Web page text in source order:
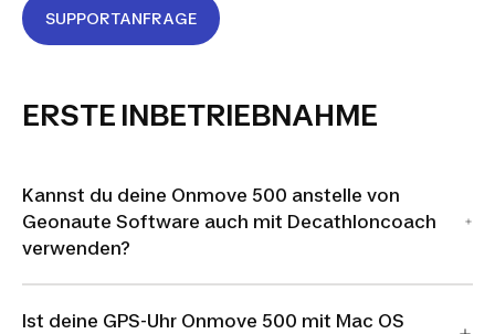
SUPPORTANFRAGE
ERSTE INBETRIEBNAHME
Kannst du deine Onmove 500 anstelle von
Geonaute Software auch mit Decathloncoach
verwenden?
Ist deine GPS-Uhr Onmove 500 mit Mac OS